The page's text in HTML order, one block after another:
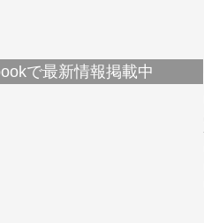
で最新情報掲載中